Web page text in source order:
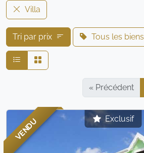
Villa
Tri par prix Tous les biens
« Précédent
VENDU Exclusif